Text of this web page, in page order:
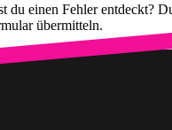
du einen Fehler entdeckt?
übermitteln.